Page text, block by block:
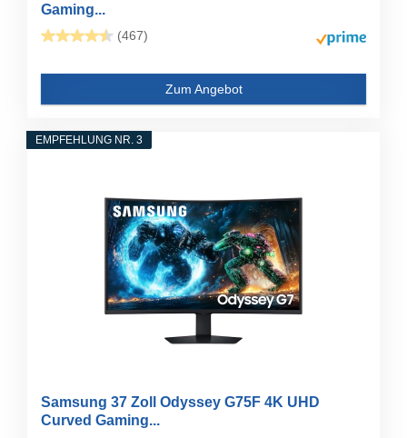
Gaming...
(467)
Zum Angebot
EMPFEHLUNG NR. 3
Samsung 37 Zoll Odyssey G75F 4K UHD
Curved Gaming...